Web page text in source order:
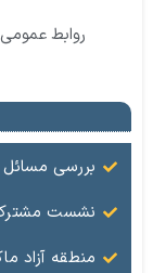
روابط
بررسی مسائل
نشست مشترک تخصصی حسین گروسی مدیرعامل
منطقه آزاد